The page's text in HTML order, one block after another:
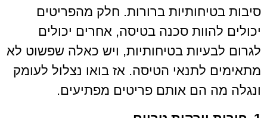
סיבות בטיחותיות ברורות. חלק מהפריטים
יכולים להוות סכנה בטיסה, אחרים יכולים
לגרום לבעיות בטיחותיות, ויש כאלה שפשוט לא
מתאימים לתנאי הטיסה. אז בואו נצלול לעומק
ונגלה מה הם אותם פריטים מפתיעים.